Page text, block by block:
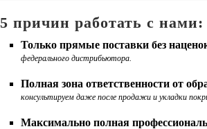
5 причин работать с нами:
Только прямые поставки без
федерального дистрибьютора.
Полная зона ответственности от
консультируем даже после продажи и укладки
Максимально полная